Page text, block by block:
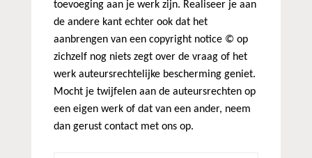
toevoeging aan je werk zijn. Realiseer je aan
de andere kant echter ook dat het
aanbrengen van een copyright notice © op
zichzelf nog niets zegt over de vraag of het
werk auteursrechtelijke bescherming geniet.
Mocht je twijfelen aan de auteursrechten op
een eigen werk of dat van een ander, neem
dan gerust contact met ons op.